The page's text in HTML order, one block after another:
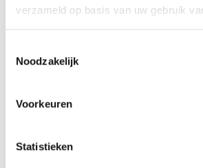
verzameld op basis van uw gebruik
Noodzakelijk
Voorkeuren
Statistieken
JE BEOORDELING
GERELATEERDE